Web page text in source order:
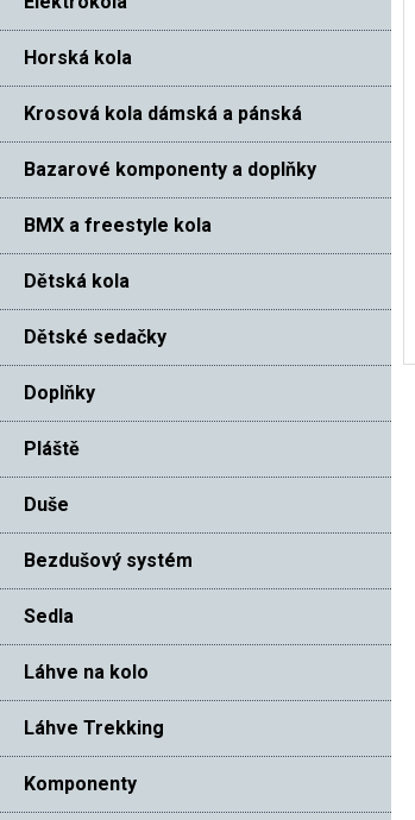
Horská kola
Krosová kola dámská a pánská
Bazarové komponenty a doplňky
BMX a freestyle kola
Dětská kola
Dětské sedačky
Doplňky
Pláště
Duše
Bezdušový systém
Sedla
Láhve na kolo
Láhve Trekking
Komponenty